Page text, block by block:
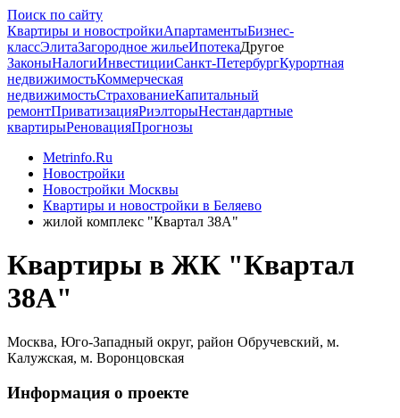
Поиск по сайту
Квартиры и новостройкиАпартаментыБизнес-
классЭлитаЗагородное жильеИпотекаДругое
ЗаконыНалогиИнвестицииСанкт-ПетербургКурортная
недвижимостьКоммерческая
недвижимостьСтрахованиеКапитальный
ремонтПриватизацияРиэлторыНестандартные
квартирыРеновацияПрогнозы
Metrinfo.Ru
Новостройки
Новостройки Москвы
Квартиры и новостройки в Беляево
жилой комплекс "Квартал 38А"
Квартиры в ЖК "Квартал
38А"
Москва, Юго-Западный округ, район Обручевский, м.
Калужская, м. Воронцовская
Информация о проекте